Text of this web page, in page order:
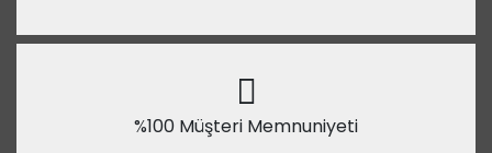
%100 Müşteri Memnuniyeti